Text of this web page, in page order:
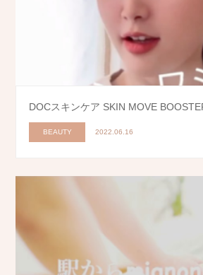
DOCスキンケア SKIN MOVE
BEAUTY 2022.06.16